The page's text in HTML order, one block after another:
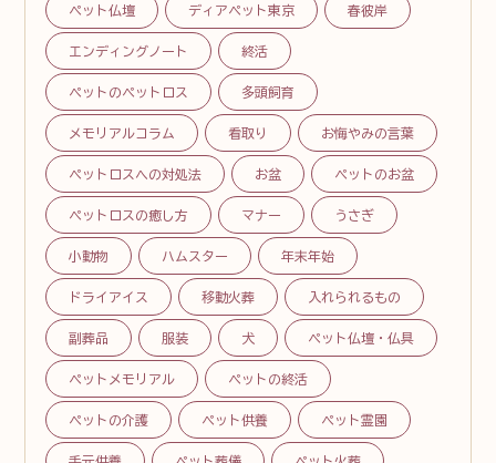
ペット仏壇 ディアペット東京 春彼岸
エンディングノート 終活
ペットのペットロス 多頭飼育
メモリアルコラム 看取り お悔やみの言葉
ペットロスへの対処法 お盆 ペットのお盆
ペットロスの癒し方 マナー うさぎ
小動物 ハムスター 年末年始
ドライアイス 移動火葬 入れられるもの
副葬品 服装 犬 ペット仏壇・仏具
ペットメモリアル ペットの終活
ペットの介護 ペット供養 ペット霊園